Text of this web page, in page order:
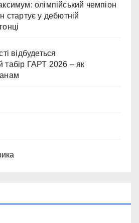
олімпійський чемпіон
стартує у дебютній
відбудеться
табір ГАРТ 2026 – як